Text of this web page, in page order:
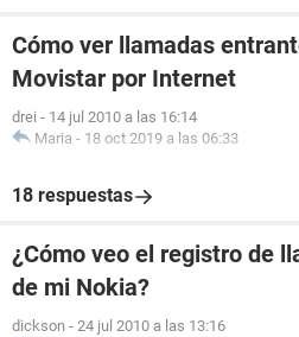
Cómo ver llamadas
Movistar por Internet
drei - 14 jul 2010 a las 16:14
Maria - 18 oct 2019 a las 06:33
18 respuestas
¿Cómo veo el registro de
de mi Nokia?
dickson - 24 jul 2010 a las 13:16